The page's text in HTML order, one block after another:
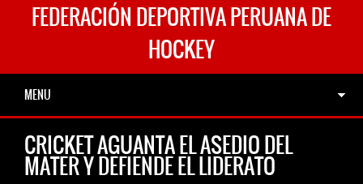
FEDERACIÓN DEPORTIVA PERUANA DE
HOCKEY
MENU
CRICKET AGUANTA EL ASEDIO DEL
MATER Y DEFIENDE EL LIDERATO